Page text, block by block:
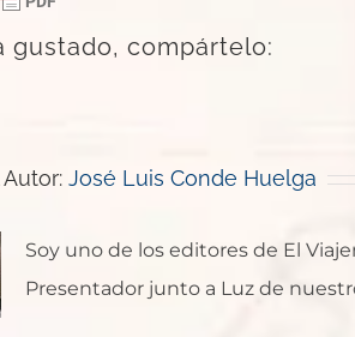
gustado, compártelo:
José Luis Conde Huelga
Soy uno de los editores de El
Presentador junto a Luz de